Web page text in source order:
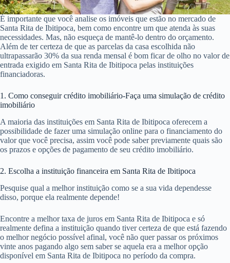
É importante que você analise os imóveis que estão no mercado de
Santa Rita de Ibitipoca, bem como encontre um que atenda às suas
necessidades. Mas, não esqueça de mantê-lo dentro do orçamento.
Além de ter certeza de que as parcelas da casa escolhida não
ultrapassarão 30% da sua renda mensal é bom ficar de olho no valor de
entrada exigido em Santa Rita de Ibitipoca pelas instituições
financiadoras.
1. Como conseguir crédito imobiliário-Faça uma simulação de crédito
imobiliário
A maioria das instituições em Santa Rita de Ibitipoca oferecem a
possibilidade de fazer uma simulação online para o financiamento do
valor que você precisa, assim você pode saber previamente quais são
os prazos e opções de pagamento de seu crédito imobiliário.
2. Escolha a instituição financeira em Santa Rita de Ibitipoca
Pesquise qual a melhor instituição como se a sua vida dependesse
disso, porque ela realmente depende!
Encontre a melhor taxa de juros em Santa Rita de Ibitipoca e só
realmente defina a instituição quando tiver certeza de que está fazendo
o melhor negócio possível afinal, você não quer passar os próximos
vinte anos pagando algo sem saber se aquela era a melhor opção
disponível em Santa Rita de Ibitipoca no período da compra.